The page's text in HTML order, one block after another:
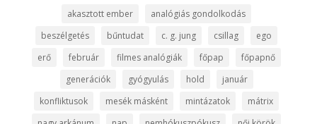
akasztott ember
analógiás gondolkodás
beszélgetés
bűntudat c. g. jung csillag
ego
erő
február filmes analógiák főpap
főpapnő
generációk
gyógyulás hold
január
konfliktusok
mesék másként mintázatok
mátrix